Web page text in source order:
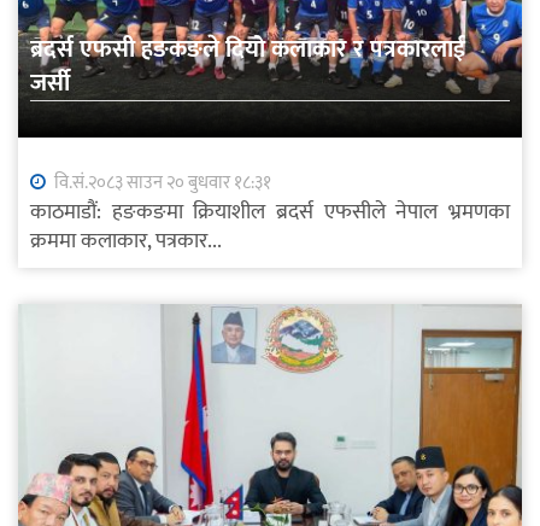
ब्रदर्स एफसी हङकङले दियो कलाकार र पत्रकारलाई
जर्सी
वि.सं.२०८३ साउन २० बुधवार १८:३१
काठमाडौं: हङकङमा क्रियाशील ब्रदर्स एफसीले नेपाल भ्रमणका
क्रममा कलाकार, पत्रकार...